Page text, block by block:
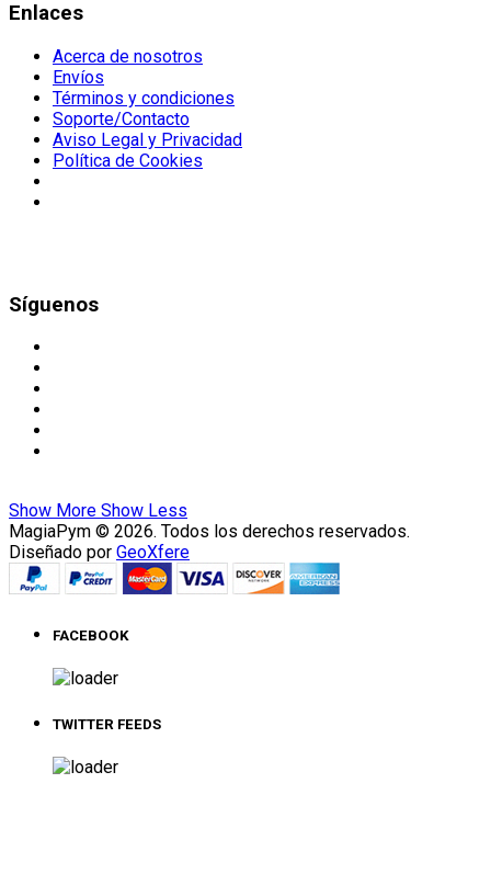
Enlaces
Acerca de nosotros
Envíos
Términos y condiciones
Soporte/Contacto
Aviso Legal y Privacidad
Política de Cookies
Síguenos
Show More Show Less
MagiaPym © 2026. Todos los derechos reservados.
Diseñado por GeoXfere
FACEBOOK
TWITTER FEEDS